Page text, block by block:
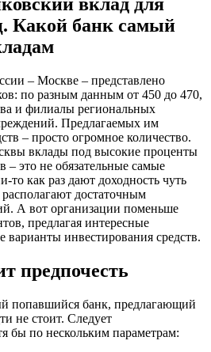
вклад для
Какой банк самый
– Москве – представлено
по разным данным от 450 до 470,
и филиалы региональных
Предлагаемых им
– просто огромное количество.
вклады под высокие проценты
– это не обязательные самые
как раз дают доходность чуть
достаточным
А вот организации поменьше
предлагая интересные
инвестирования средств.
предпочесть
попавшийся банк, предлагающий
не стоит. Следует
бы по нескольким параметрам: